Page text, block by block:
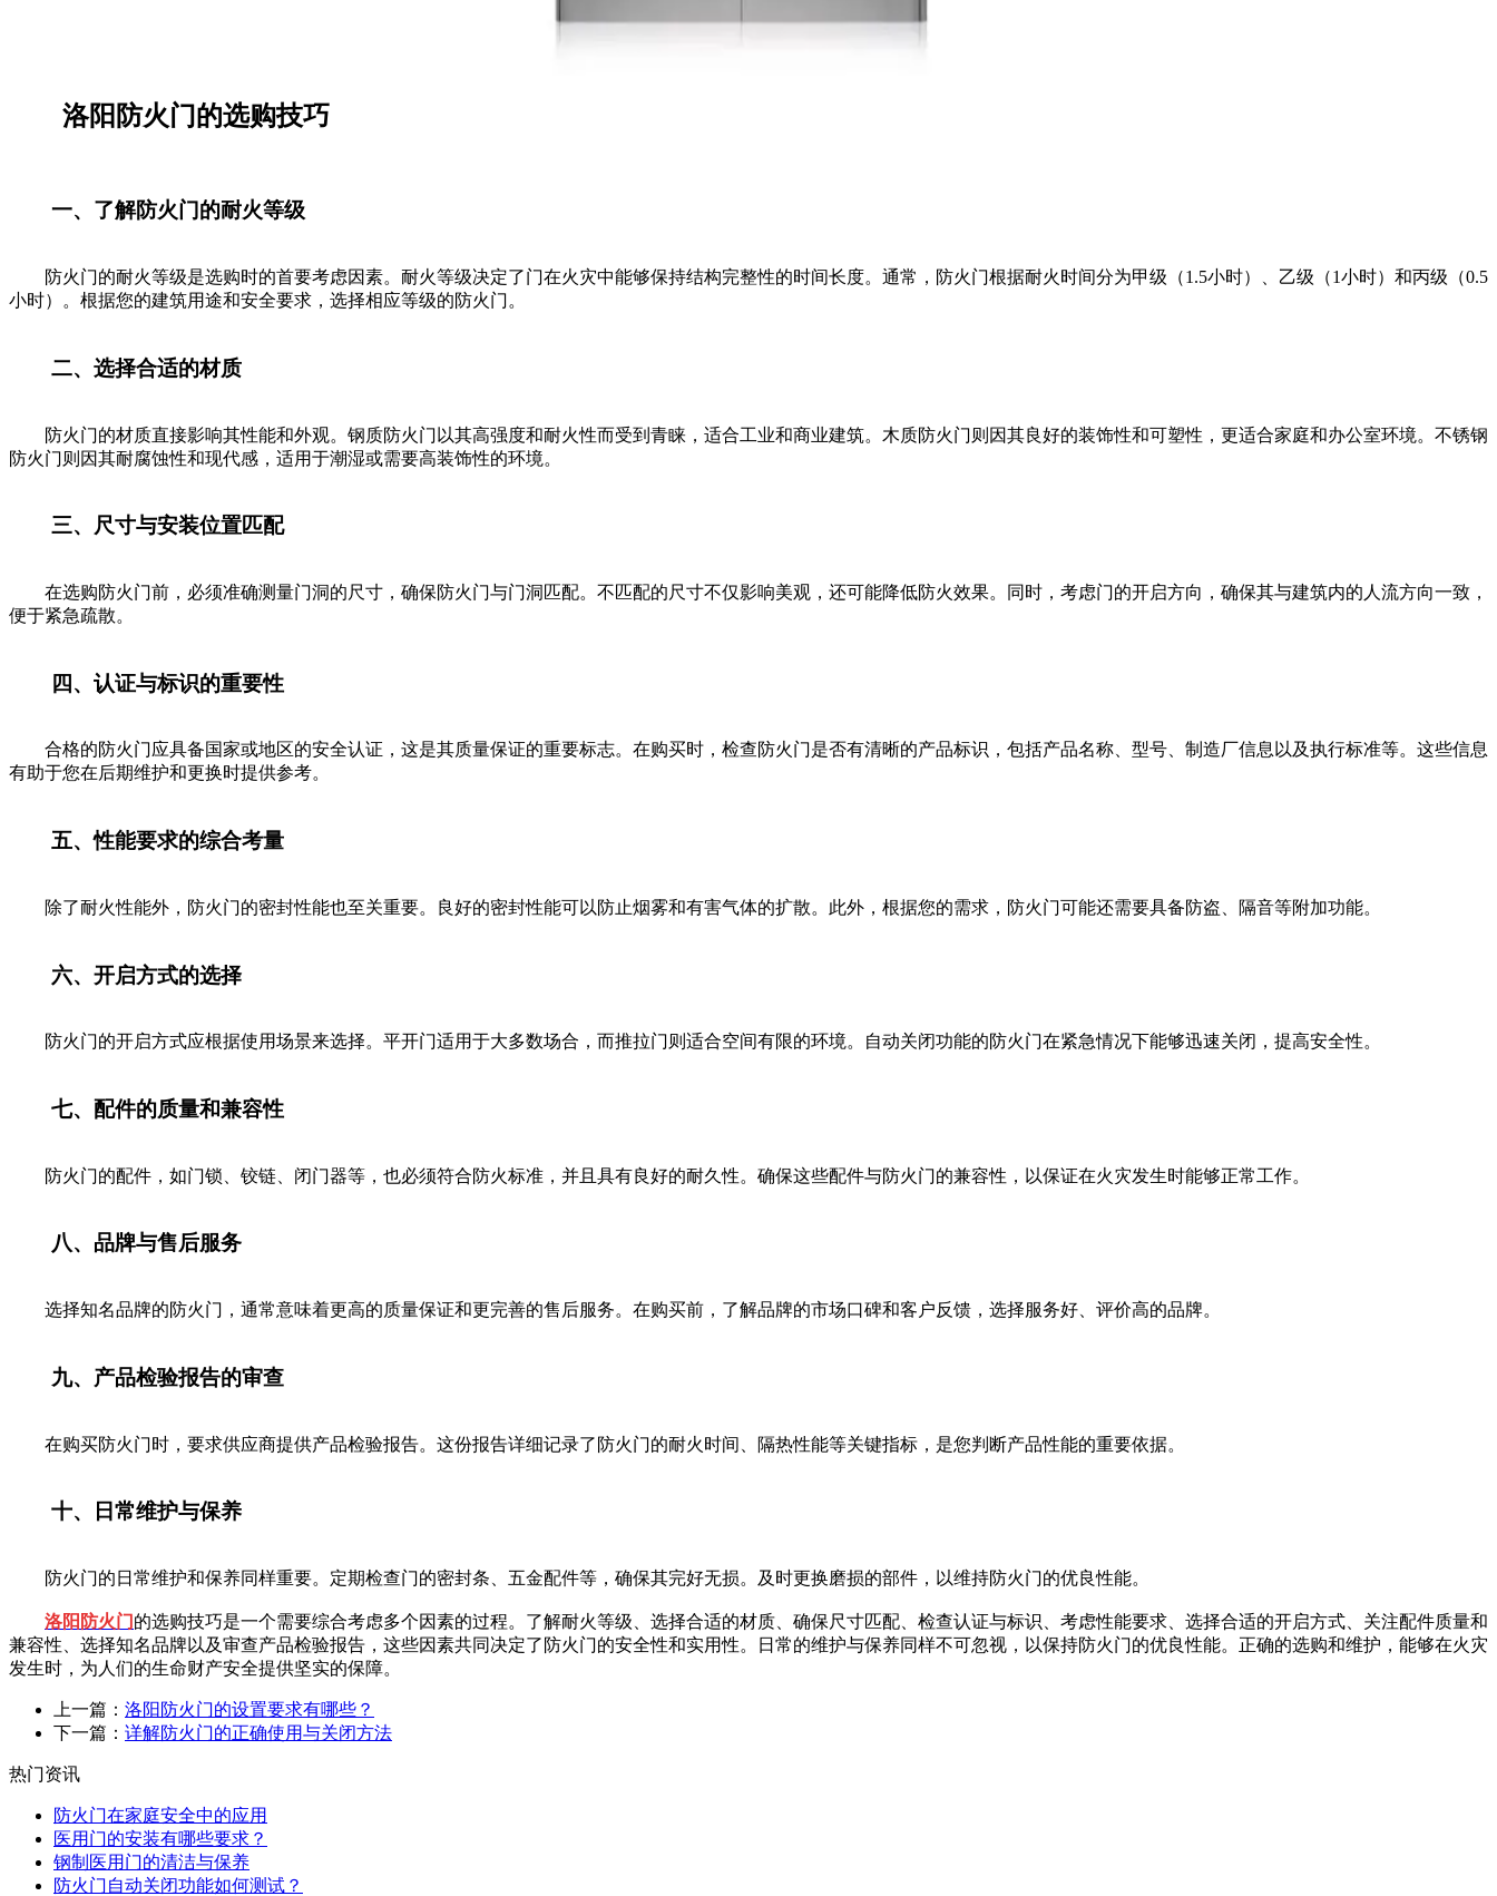
洛阳防火门的选购技巧
一、了解防火门的耐火等级
防火门的耐火等级是选购时的首要考虑因素。耐火等级决定了门在火灾中能够保持结构完整性的时间长度。通常，防火门根据耐火时间分为甲级（1.5小时）、乙级（1小时）和丙级（0.5
小时）。根据您的建筑用途和安全要求，选择相应等级的防火门。
二、选择合适的材质
防火门的材质直接影响其性能和外观。钢质防火门以其高强度和耐火性而受到青睐，适合工业和商业建筑。木质防火门则因其良好的装饰性和可塑性，更适合家庭和办公室环境。不锈钢
防火门则因其耐腐蚀性和现代感，适用于潮湿或需要高装饰性的环境。
三、尺寸与安装位置匹配
在选购防火门前，必须准确测量门洞的尺寸，确保防火门与门洞匹配。不匹配的尺寸不仅影响美观，还可能降低防火效果。同时，考虑门的开启方向，确保其与建筑内的人流方向一致，
便于紧急疏散。
四、认证与标识的重要性
合格的防火门应具备国家或地区的安全认证，这是其质量保证的重要标志。在购买时，检查防火门是否有清晰的产品标识，包括产品名称、型号、制造厂信息以及执行标准等。这些信息
有助于您在后期维护和更换时提供参考。
五、性能要求的综合考量
除了耐火性能外，防火门的密封性能也至关重要。良好的密封性能可以防止烟雾和有害气体的扩散。此外，根据您的需求，防火门可能还需要具备防盗、隔音等附加功能。
六、开启方式的选择
防火门的开启方式应根据使用场景来选择。平开门适用于大多数场合，而推拉门则适合空间有限的环境。自动关闭功能的防火门在紧急情况下能够迅速关闭，提高安全性。
七、配件的质量和兼容性
防火门的配件，如门锁、铰链、闭门器等，也必须符合防火标准，并且具有良好的耐久性。确保这些配件与防火门的兼容性，以保证在火灾发生时能够正常工作。
八、品牌与售后服务
选择知名品牌的防火门，通常意味着更高的质量保证和更完善的售后服务。在购买前，了解品牌的市场口碑和客户反馈，选择服务好、评价高的品牌。
九、产品检验报告的审查
在购买防火门时，要求供应商提供产品检验报告。这份报告详细记录了防火门的耐火时间、隔热性能等关键指标，是您判断产品性能的重要依据。
十、日常维护与保养
防火门的日常维护和保养同样重要。定期检查门的密封条、五金配件等，确保其完好无损。及时更换磨损的部件，以维持防火门的优良性能。
洛阳防火门 的选购技巧是一个需要综合考虑多个因素的过程。了解耐火等级、选择合适的材质、确保尺寸匹配、检查认证与标识、考虑性能要求、选择合适的开启方式、关注配件质量和
兼容性、选择知名品牌以及审查产品检验报告，这些因素共同决定了防火门的安全性和实用性。日常的维护与保养同样不可忽视，以保持防火门的优良性能。正确的选购和维护，能够在火灾
发生时，为人们的生命财产安全提供坚实的保障。
上一篇： 洛阳防火门的设置要求有哪些？
下一篇： 详解防火门的正确使用与关闭方法
热门资讯
防火门在家庭安全中的应用
医用门的安装有哪些要求？
钢制医用门的清洁与保养
防火门自动关闭功能如何测试？